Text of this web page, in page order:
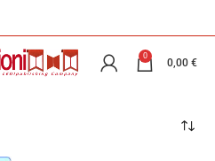
0
0,00 €